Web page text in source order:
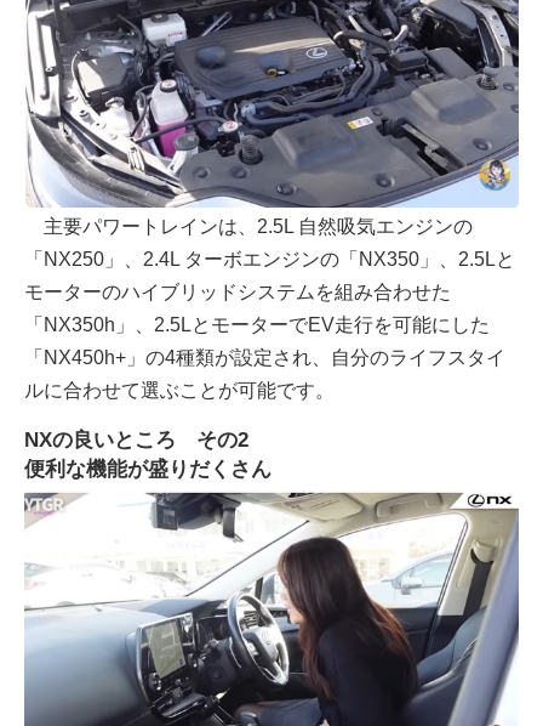
主要パワートレインは、2.5L 自然吸気エンジンの
「NX250」、2.4L ターボエンジンの「NX350」、2.5Lと
モーターのハイブリッドシステムを組み合わせた
「NX350h」、2.5LとモーターでEV走行を可能にした
「NX450h+」の4種類が設定され、自分のライフスタイ
ルに合わせて選ぶことが可能です。
NXの良いところ その2
便利な機能が盛りだくさん